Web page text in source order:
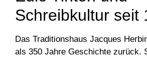
Schreibkultur seit
Das Traditionshaus Jacques
als 350 Jahre Geschichte zurück.